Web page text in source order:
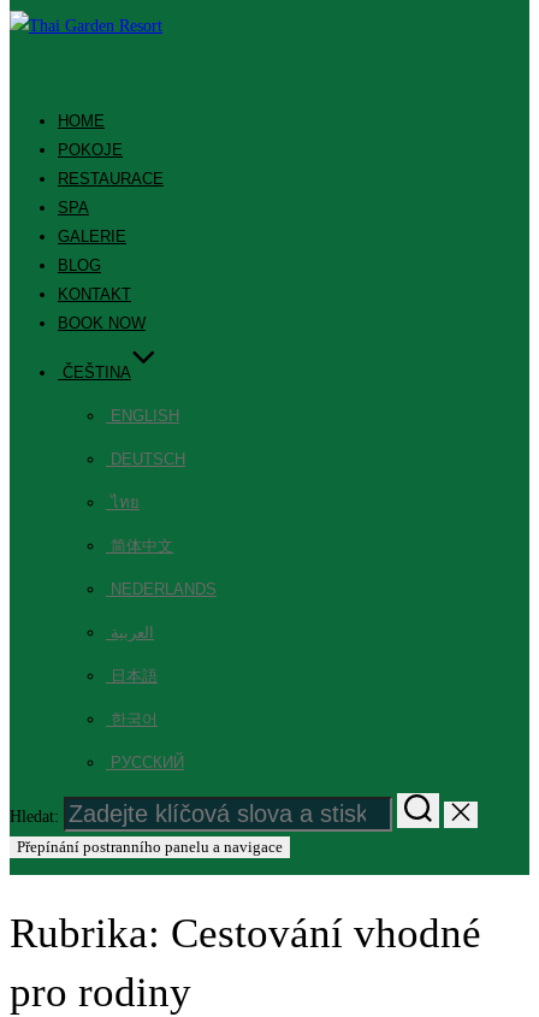
HOME
POKOJE
RESTAURACE
SPA
GALERIE
BLOG
KONTAKT
BOOK NOW
ČEŠTINA
ENGLISH
DEUTSCH
ไทย
简体中文
NEDERLANDS
العربية
日本語
한국어
РУССКИЙ
Hledat:
Přepínání postranního panelu a navigace
Rubrika: Cestování vhodné
pro rodiny